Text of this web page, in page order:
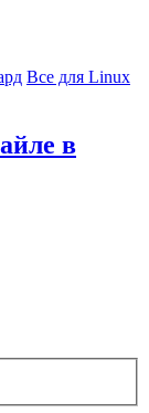
Все для Linux
в